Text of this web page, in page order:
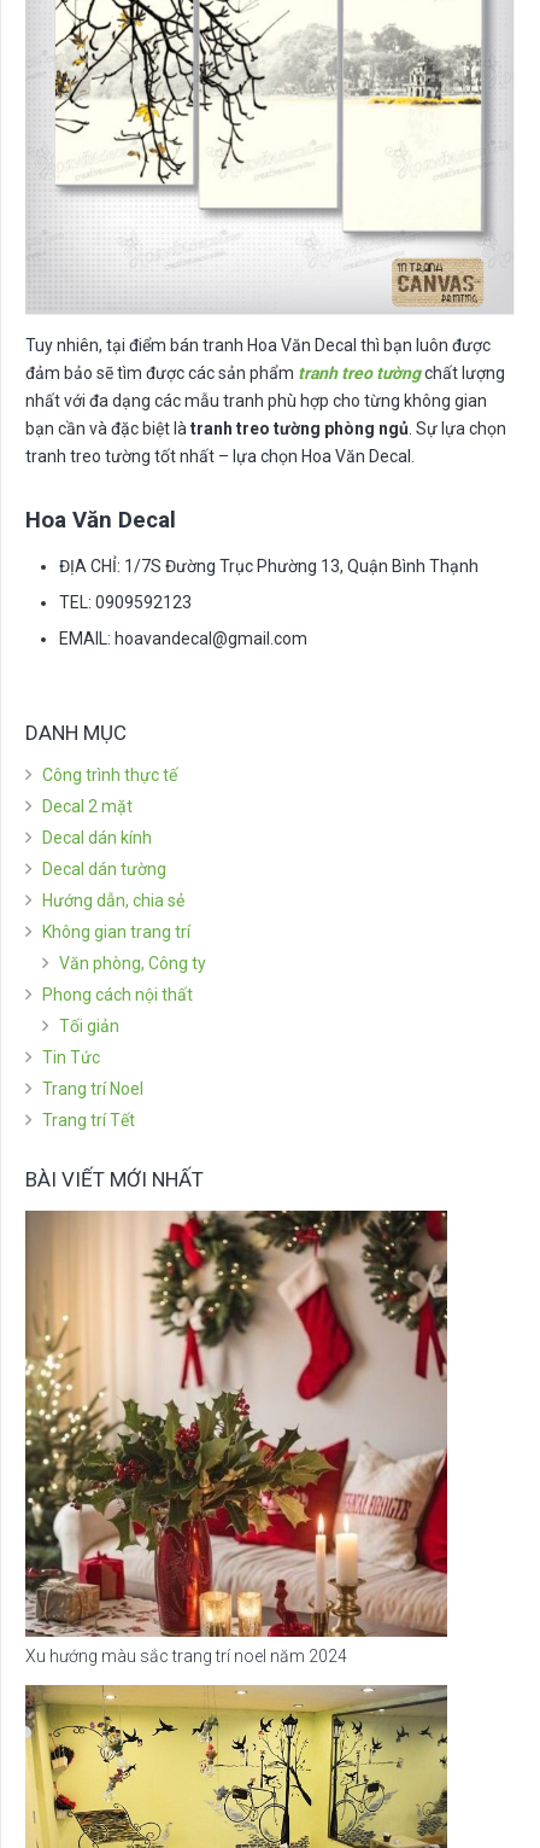
Tuy nhiên, tại điểm bán tranh Hoa Văn Decal thì bạn luôn được
đảm bảo sẽ tìm được các sản phẩm tranh treo tườngchất lượng
nhất với đa dạng các mẫu tranh phù hợp cho từng không gian
bạn cần và đặc biệt làtranh treo tường phòng ngủ. Sự lựa chọn
tranh treo tường tốt nhất – lựa chọn Hoa Văn Decal.
Hoa Văn Decal
ĐỊA CHỈ: 1/7S Đường Trục Phường 13, Quận Bình Thạnh
TEL: 0909592123
EMAIL: hoavandecal@gmail.com
DANH MỤC
Công trình thực tế
Decal 2 mặt
Decal dán kính
Decal dán tường
Hướng dẫn, chia sẻ
Không gian trang trí
Văn phòng, Công ty
Phong cách nội thất
Tối giản
Tin Tức
Trang trí Noel
Trang trí Tết
BÀI VIẾT MỚI NHẤT
Xu hướng màu sắc trang trí noel năm 2024